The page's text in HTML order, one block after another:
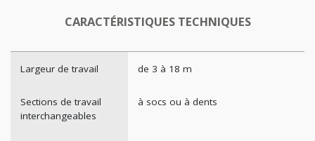
CARACTÉRISTIQUES TECHNIQUES
Largeur de travail de 3 à 18 m
Sections de travail
interchangeables
à socs ou à dents